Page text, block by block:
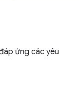
ứng các yêu